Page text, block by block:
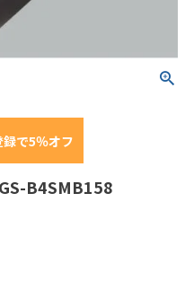
で5％オフ
GS-B4SMB158